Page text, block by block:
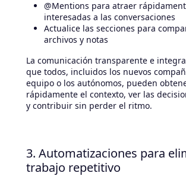
@Mentions para atraer
interesadas a las conversaciones
Actualice las secciones para
archivos y notas
La comunicación transparente e
que todos, incluidos los nuevos
equipo o los autónomos, pueden
rápidamente el contexto, ver las
y contribuir sin perder el ritmo.
3. Automatizaciones para
trabajo repetitivo